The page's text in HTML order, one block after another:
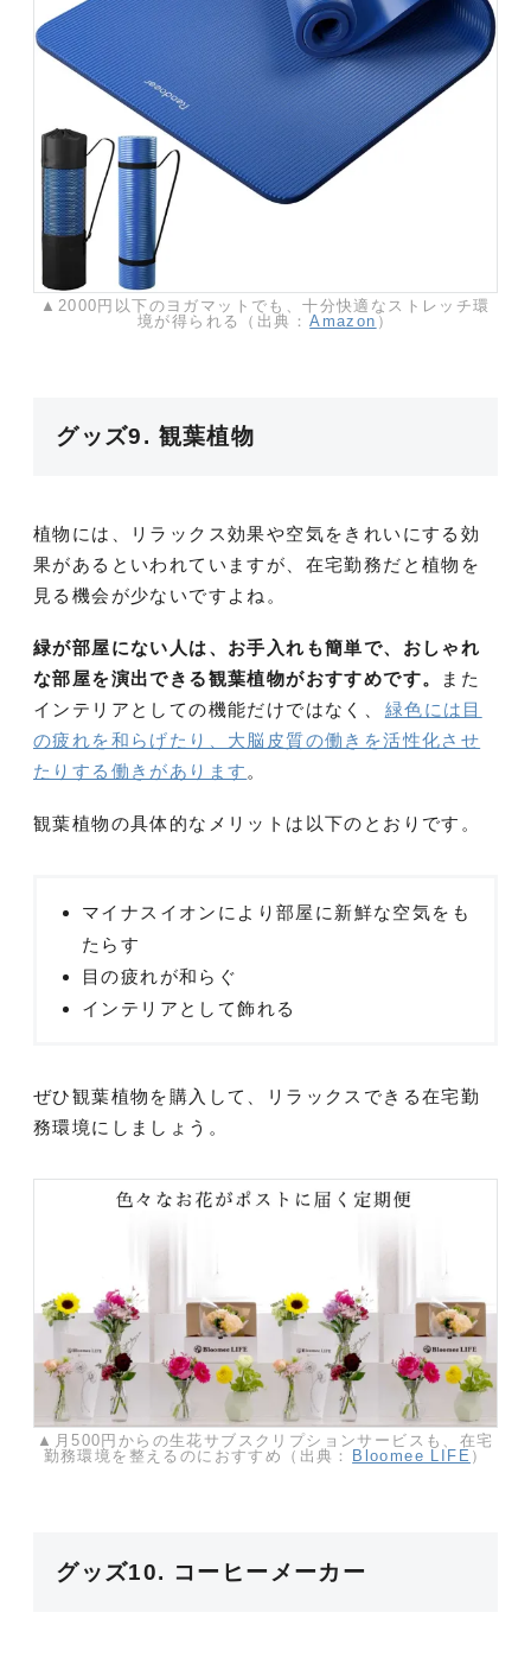
▲2000円以下のヨガマットでも、十分快適なストレッチ環
境が得られる（出典： Amazon ）
グッズ9. 観葉植物
植物には、リラックス効果や空気をきれいにする効
果があるといわれていますが、在宅勤務だと植物を
見る機会が少ないですよね。
緑が部屋にない人は、お手入れも簡単で、おしゃれ
な部屋を演出できる観葉植物がおすすめです。
また
インテリアとしての機能だけではなく、
緑色には目
の疲れを和らげたり、大脳皮質の働きを活性化させ
たりする働きがあります 。
観葉植物の具体的なメリットは以下のとおりです。
マイナスイオンにより部屋に新鮮な空気をも
たらす
目の疲れが和らぐ
インテリアとして飾れる
ぜひ観葉植物を購入して、リラックスできる在宅勤
務環境にしましょう。
▲月500円からの生花サブスクリプションサービスも、在宅
勤務環境を整えるのにおすすめ（出典：
Bloomee LIFE ）
グッズ10. コーヒーメーカー